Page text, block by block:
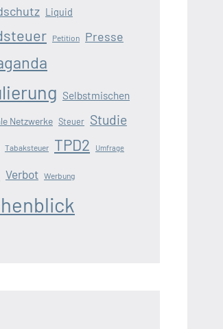
Liquid
Petition Presse
Selbstmischen
Netzwerke Steuer Studie
Tabaksteuer TPD2 Umfrage
Verbot Werbung